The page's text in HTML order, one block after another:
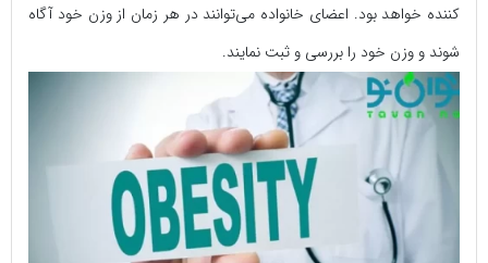
کننده خواهد بود. اعضای خانواده می‌توانند در هر زمان از وزن خود آگاه
شوند و وزن خود را بررسی و ثبت نمایند.